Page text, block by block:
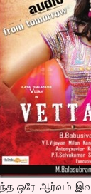
ஒரே ஆர்வம்